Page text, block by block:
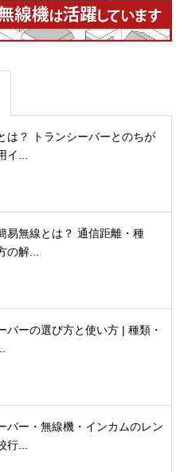
は？ トランシーバーとのちが
イ...
易無線とは？ 通信距離・種
の解...
バーの選び方と使い方 | 種類・
バー・無線機・インカムのレン
行...